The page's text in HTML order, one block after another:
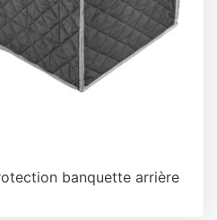
banquette arrière